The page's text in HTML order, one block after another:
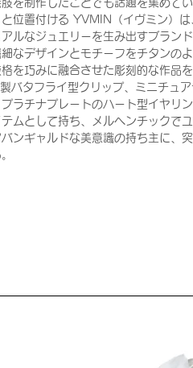
を制作したことでも話題を集めて
と位置付ける YVMIN（イヴミン）
ルなジュエリーを生み出すブラン
なデザインとモチーフをチタンの
を巧みに融合させた彫刻的な作品を
バタフライ型クリップ、ミニチュ
ラチナプレートのハート型イヤリ
テムとして持ち、メルヘンチックで
ンギャルドな美意識の持ち主に、